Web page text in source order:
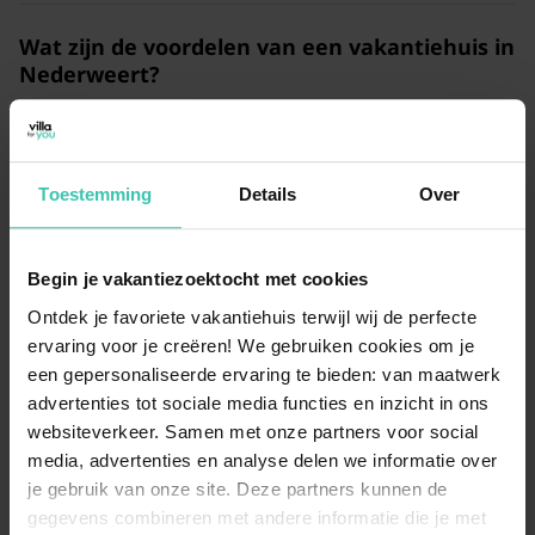
Toestemming Details Over
Begin je vakantiezoektocht met cookies
Ontdek je favoriete vakantiehuis terwijl wij de perfecte
ervaring voor je creëren! We gebruiken cookies om je
een gepersonaliseerde ervaring te bieden: van maatwerk
advertenties tot sociale media functies en inzicht in ons
websiteverkeer. Samen met onze partners voor social
media, advertenties en analyse delen we informatie over
je gebruik van onze site. Deze partners kunnen de
gegevens combineren met andere informatie die je met
Wat zijn de voordelen van een vakantiehuis in
Nederweert?
ruimte en privacy, wat heerlijk is als je met familie of
vrienden reist. Veel van deze woningen zijn voorzien
van een
eigen tuin
, waardoor je ook buiten optimaal
van het Limburgse buitenleven kunt genieten.
Is Nederweert een geschikte bestemming
voor een vakantie met de hond?
Nederweert is een uitstekende keuze voor
hondenbezitters vanwege de vele wandelpaden in de
directe omgeving. Er zijn verschillende verblijven waar
jehond van harte welkomis, zodat je samen kunt
genieten van de prachtige Limburgse landschappen.